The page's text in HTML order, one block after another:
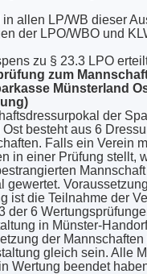
allen LP/WB dieser
der LPO/WBO und
zu § 23.3 LPO
zum
Münsterland
der
Ost besteht aus 6
Falls ein Verein
in einer Prüfung stellt,
gewertet.
ist die Teilnahme der
der 6
in Münster-
der
gleich sein. Alle
Wertung beendet